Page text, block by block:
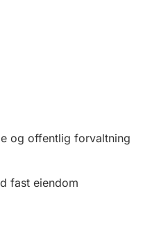
og offentlig forvaltning
fast eiendom